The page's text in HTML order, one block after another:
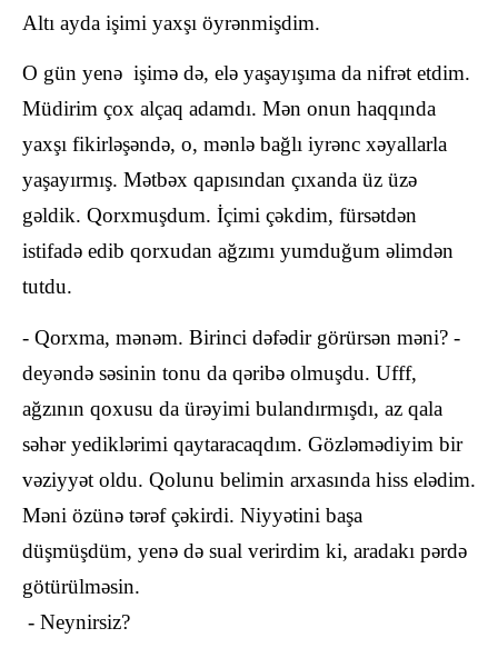
Altı ayda işimi yaxşı öyrənmişdim.
O gün yenə işimə də, elə yaşayışıma da nifrət etdim.
Müdirim çox alçaq adamdı. Mən onun haqqında
yaxşı fikirləşəndə, o, mənlə bağlı iyrənc xəyallarla
yaşayırmış. Mətbəx qapısından çıxanda üz üzə
gəldik. Qorxmuşdum. İçimi çəkdim, fürsətdən
istifadə edib qorxudan ağzımı yumduğum əlimdən
tutdu.
- Qorxma, mənəm. Birinci dəfədir görürsən məni? -
deyəndə səsinin tonu da qəribə olmuşdu. Ufff,
ağzının qoxusu da ürəyimi bulandırmışdı, az qala
səhər yediklərimi qaytaracaqdım. Gözləmədiyim bir
vəziyyət oldu. Qolunu belimin arxasında hiss elədim.
Məni özünə tərəf çəkirdi. Niyyətini başa
düşmüşdüm, yenə də sual verirdim ki, aradakı pərdə
götürülməsin.
- Neynirsiz?